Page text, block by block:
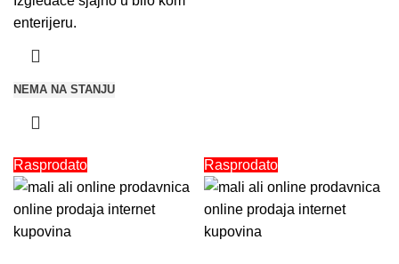
enterijeru.
NEMA NA STANJU
Rasprodato Rasprodato